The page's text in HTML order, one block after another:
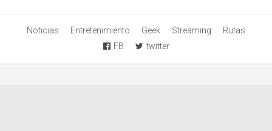
Noticias Entretenimiento Geek Streaming
Rutas
FB
twitter